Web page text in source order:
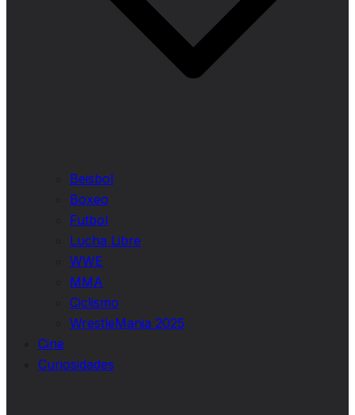
Beisbol
Boxeo
Futbol
Lucha Libre
WWE
MMA
Ciclismo
WrestleMania 2025
Cine
Curiosidades